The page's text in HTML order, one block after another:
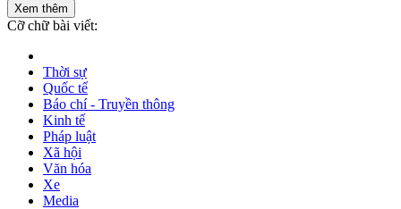
Xem thêm
Cỡ chữ bài viết:
Thời sự
Quốc tế
Báo chí - Truyền thông
Kinh tế
Pháp luật
Xã hội
Văn hóa
Xe
Media